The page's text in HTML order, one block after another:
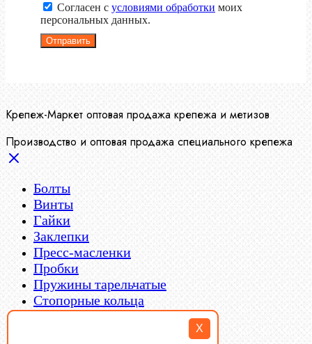
X
Согласен с условиями обработки моих
персональных данных.
Отправить
Производство и оптовая продажа специального крепежа
Болты
Винты
Гайки
Заклепки
Пресс-масленки